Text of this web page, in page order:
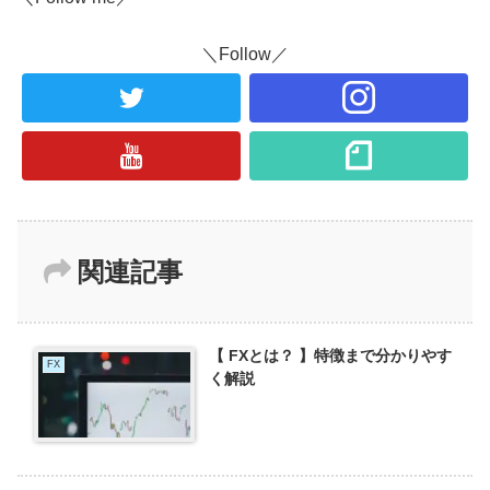
＼Follow／
関連記事
FX
【 FXとは？ 】特徴まで分かりやす
く解説